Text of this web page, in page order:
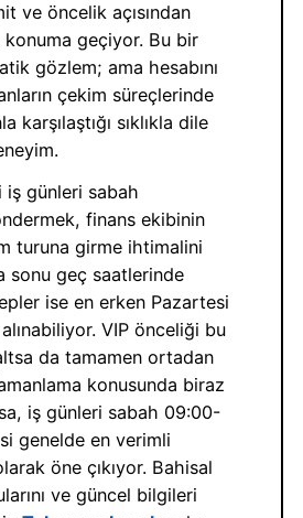
ve öncelik açısından
konuma geçiyor. Bu bir
gözlem; ama hesabını
çekim süreçlerinde
karşılaştığı sıklıkla dile
iş günleri sabah
finans ekibinin
turuna girme ihtimalini
sonu geç saatlerinde
ise en erken Pazartesi
VIP önceliği bu
da tamamen ortadan
konusunda biraz
iş günleri sabah 09:00-
genelde en verimli
öne çıkıyor. Bahisal
ve güncel bilgileri